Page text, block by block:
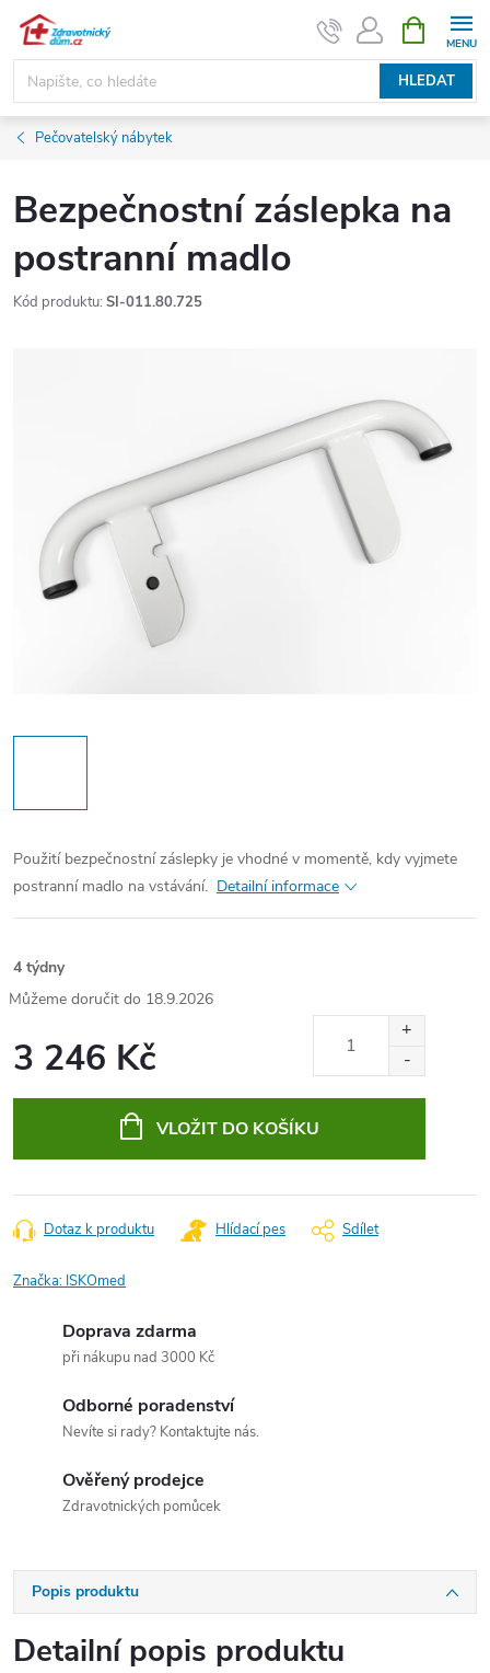
Přejít
obsah
HLEDAT
NÁKUPNÍ
KOŠÍK
Pečovatelský nábytek
Bezpečnostní záslepka na
postranní madlo
Kód produktu: SI-011.80.725
Použití bezpečnostní záslepky je vhodné v momentě, kdy vyjmete
postranní madlo na vstávání. Detailní informace
4 týdny
18.9.2026
3 246 Kč
VLOŽIT DO KOŠÍKU
Dotaz k produktu Hlídací pes Sdílet
Značka: ISKOmed
Doprava zdarma
při nákupu nad 3000 Kč
Odborné poradenství
Nevíte si rady? Kontaktujte nás.
Ověřený prodejce
Zdravotnických pomůcek
Popis produktu
Detailní popis produktu